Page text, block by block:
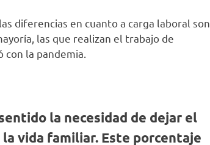
diferencias en cuanto a carga laboral son
las que realizan el trabajo de
la pandemia.
la necesidad de dejar el
vida familiar. Este porcentaje